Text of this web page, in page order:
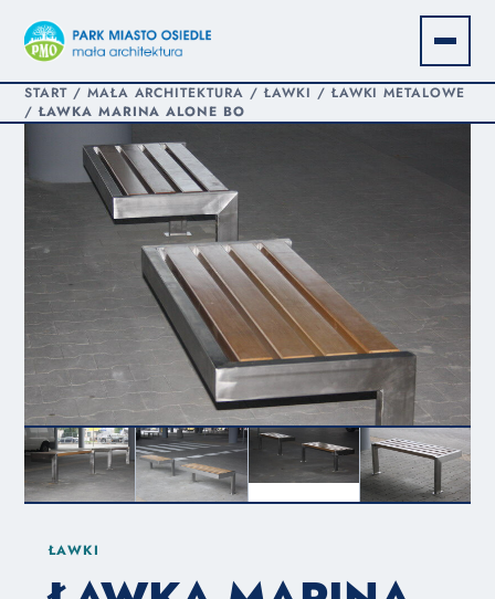
START/ MAŁA ARCHITEKTURA / ŁAWKI / ŁAWKI METALOWE
/ŁAWKA MARINA ALONE BO
ŁAWKI